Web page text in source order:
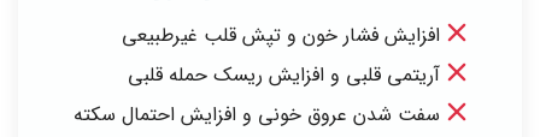
افزایش فشار خون و تپش قلب غیرطبیعی
آریتمی قلبی و افزایش ریسک حمله قلبی
سفت شدن عروق خونی و افزایش احتمال سکته